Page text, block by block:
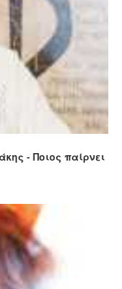
- Ποιος παίρνει